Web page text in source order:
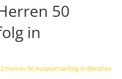
50
in
Herren 50 Auswärtserfolg in Bensheim